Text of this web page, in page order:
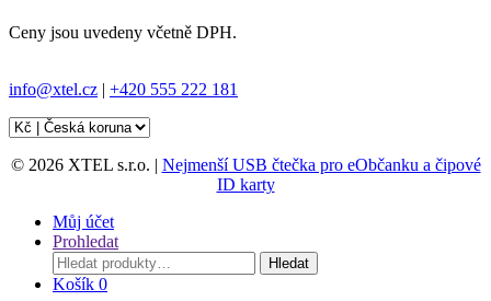
Ceny jsou uvedeny včetně DPH.
info@xtel.cz | +420 555 222 181
© 2026 XTEL s.r.o. | Nejmenší USB čtečka pro eObčanku a čipové
ID karty
Můj účet
Prohledat
Hledat:
Hledat
Košík 0